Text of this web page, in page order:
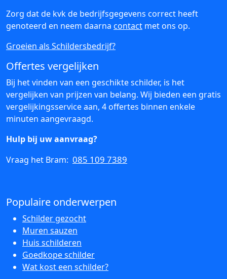
Zorg dat de kvk de bedrijfsgegevens correct heeft
genoteerd en neem daarna contact met ons op.
Groeien als Schildersbedrijf?
Offertes vergelijken
Bij het vinden van een geschikte schilder, is het
vergelijken van prijzen van belang. Wij bieden een gratis
vergelijkingsservice aan, 4 offertes binnen enkele
minuten aangevraagd.
Hulp bij uw aanvraag?
Vraag het Bram: 085 109 7389
Populaire onderwerpen
Schilder gezocht
Muren sauzen
Huis schilderen
Goedkope schilder
Wat kost een schilder?